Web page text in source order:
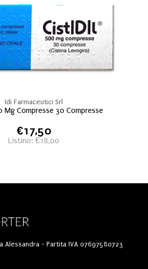
Idi Farmaceutici Srl
Mg Compresse 30 Compresse
€17,50
Listino: €18,00
Alessandra - Partita IVA 07697580723